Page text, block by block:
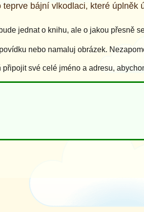
bájní vlkodlaci, které úplněk
jednat o knihu, ale o jakou přesně
nebo namaluj obrázek.
připojit své celé jméno a adresu,